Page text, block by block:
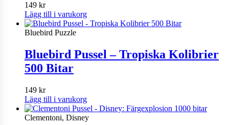
149 kr
Lägg till i varukorg
Bluebird Puzzle
Bluebird Pussel – Tropiska Kolibrier
500 Bitar
149 kr
Lägg till i varukorg
Clementoni, Disney